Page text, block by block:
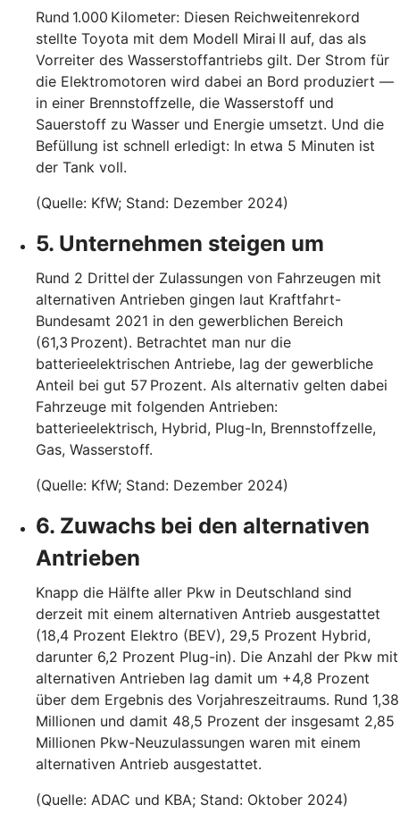
Rund 1.000 Kilometer: Diesen Reichweitenrekord
stellte Toyota mit dem Modell Mirai II auf, das als
Vorreiter des Wasserstoffantriebs gilt. Der Strom für
die Elektromotoren wird dabei an Bord produziert —
in einer Brennstoffzelle, die Wasserstoff und
Sauerstoff zu Wasser und Energie umsetzt. Und die
Befüllung ist schnell erledigt: In etwa 5 Minuten ist
der Tank voll.
(Quelle: KfW; Stand: Dezember 2024)
5. Unternehmen steigen um
Rund 2 Drittel der Zulassungen von Fahrzeugen mit
alternativen Antrieben gingen laut Kraftfahrt-
Bundesamt 2021 in den gewerblichen Bereich
(61,3 Prozent). Betrachtet man nur die
batterieelektrischen Antriebe, lag der gewerbliche
Anteil bei gut 57 Prozent. Als alternativ gelten dabei
Fahrzeuge mit folgenden Antrieben:
batterieelektrisch, Hybrid, Plug-In, Brennstoffzelle,
Gas, Wasserstoff.
(Quelle: KfW; Stand: Dezember 2024)
6. Zuwachs bei den alternativen
Antrieben
Knapp die Hälfte aller Pkw in Deutschland sind
derzeit mit einem alternativen Antrieb ausgestattet
(18,4 Prozent Elektro (BEV), 29,5 Prozent Hybrid,
darunter 6,2 Prozent Plug-in). Die Anzahl der Pkw mit
alternativen Antrieben lag damit um +4,8 Prozent
über dem Ergebnis des Vorjahreszeitraums. Rund 1,38
Millionen und damit 48,5 Prozent der insgesamt 2,85
Millionen Pkw-Neuzulassungen waren mit einem
alternativen Antrieb ausgestattet.
(Quelle: ADAC und KBA; Stand: Oktober 2024)